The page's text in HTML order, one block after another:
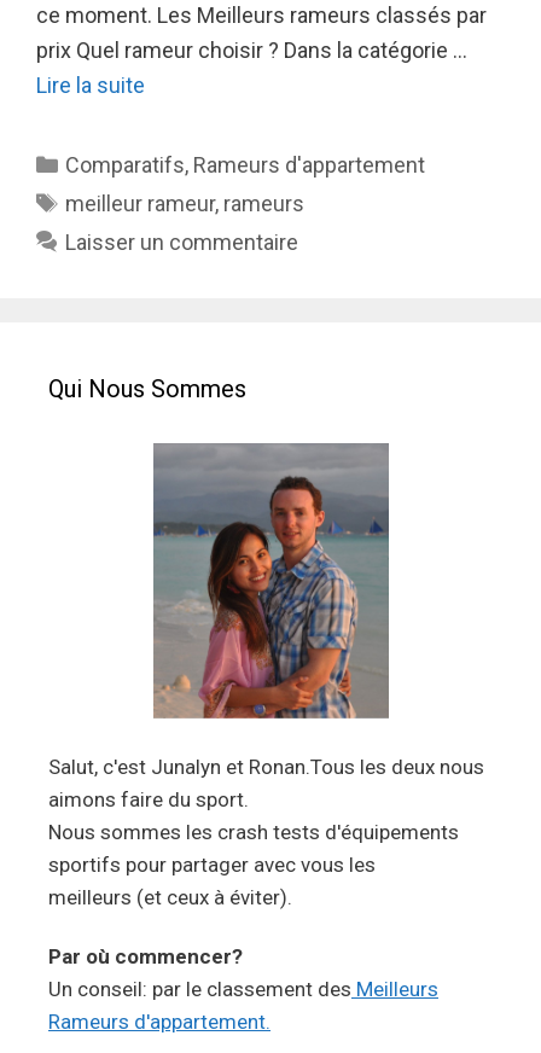
ce moment. Les Meilleurs rameurs classés par
prix Quel rameur choisir ? Dans la catégorie …
Lire la suite
Catégories
Comparatifs, Rameurs d'appartement
Étiquettes
meilleur rameur, rameurs
Laisser un commentaire
Qui Nous Sommes
Salut, c'est Junalyn et Ronan.Tous les deux nous
aimons faire du sport.
Nous sommes les crash tests d'équipements
sportifs pour partager avec vous les
meilleurs (et ceux à éviter).
Par où commencer?
Un conseil: par le classement des Meilleurs
Rameurs d'appartement.